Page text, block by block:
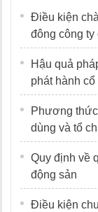
Điều kiện
đông công ty
Hậu quả
phát hành
Phương
dùng và tổ
Quy định về
động sản
Điều kiện